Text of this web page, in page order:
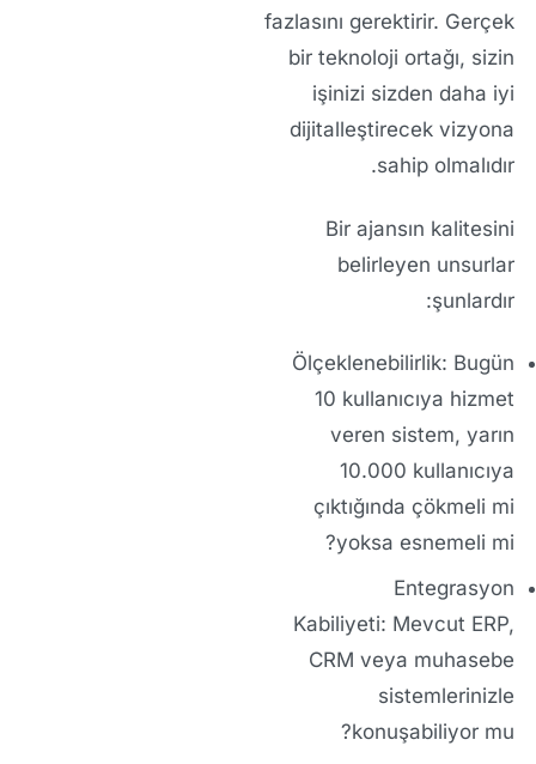
fazlasını gerektirir. Gerçek
bir teknoloji ortağı, sizin
işinizi sizden daha iyi
dijitalleştirecek vizyona
sahip olmalıdır.
Bir ajansın kalitesini
belirleyen unsurlar
şunlardır:
Ölçeklenebilirlik: Bugün
10 kullanıcıya hizmet
veren sistem, yarın
10.000 kullanıcıya
çıktığında çökmeli mi
yoksa esnemeli mi?
Entegrasyon
Kabiliyeti: Mevcut ERP,
CRM veya muhasebe
sistemlerinizle
konuşabiliyor mu?